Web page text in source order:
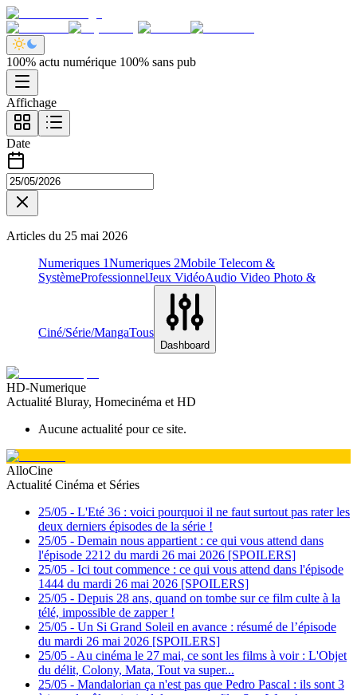
100% actu numérique 100% sans pub
Affichage
Date
Articles du 25 mai 2026
Numeriques 1Numeriques 2Mobile Telecom &
SystèmeProfessionnelJeux VidéoAudio Video Photo &
Ciné/Série/MangaTous
Dashboard
HD-Numerique
Actualité Bluray, Homecinéma et HD
Aucune actualité pour ce site.
AlloCine
Actualité Cinéma et Séries
25/05 - L'Eté 36 : voici pourquoi il ne faut surtout pas rater les
deux derniers épisodes de la série !
25/05 - Demain nous appartient : ce qui vous attend dans
l'épisode 2212 du mardi 26 mai 2026 [SPOILERS]
25/05 - Ici tout commence : ce qui vous attend dans l'épisode
1444 du mardi 26 mai 2026 [SPOILERS]
25/05 - Depuis 28 ans, quand on tombe sur ce film culte à la
télé, impossible de zapper !
25/05 - Un Si Grand Soleil en avance : résumé de l’épisode
du mardi 26 mai 2026 [SPOILERS]
25/05 - Au cinéma le 27 mai, ce sont les films à voir : L'Objet
du délit, Colony, Mata, Tout va super...
25/05 - Mandalorian ça n'est pas que Pedro Pascal : ils sont 3